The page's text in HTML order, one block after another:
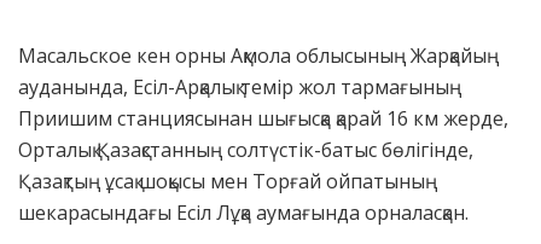
Масальское кен орны Ақмола облысының Жарқайың
ауданында, Есіл-Арқалық темір жол тармағының
Приишим станциясынан шығысқа қарай 16 км жерде,
Орталық Қазақстанның солтүстік-батыс бөлігінде,
Қазақтың ұсақ шоқысы мен Торғай ойпатының
шекарасындағы Есіл Лұқа аумағында орналасқан.